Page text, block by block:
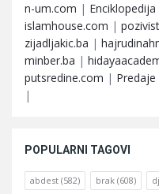
n-um.com |
islamhouse.com |
zijadljakic.ba |
minber.ba |
putsredine.com |
|
POPULARNI TAGOVI
abdest (582) brak (608)